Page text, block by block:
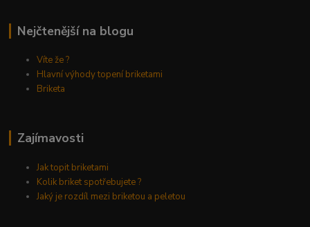
Nejčtenější na blogu
Víte že ?
Hlavní výhody topení briketami
Briketa
Zajímavosti
Jak topit briketami
Kolik briket spotřebujete ?
Jaký je rozdíl mezi briketou a peletou